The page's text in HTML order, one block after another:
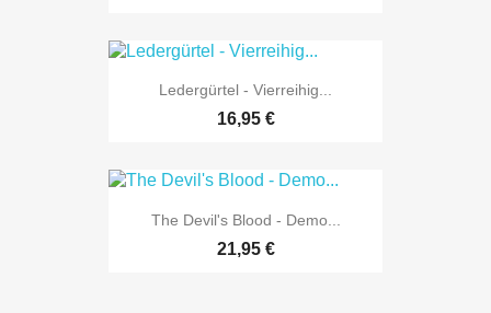
Ledergürtel - Vierreihig...
16,95 €
The Devil's Blood - Demo...
21,95 €